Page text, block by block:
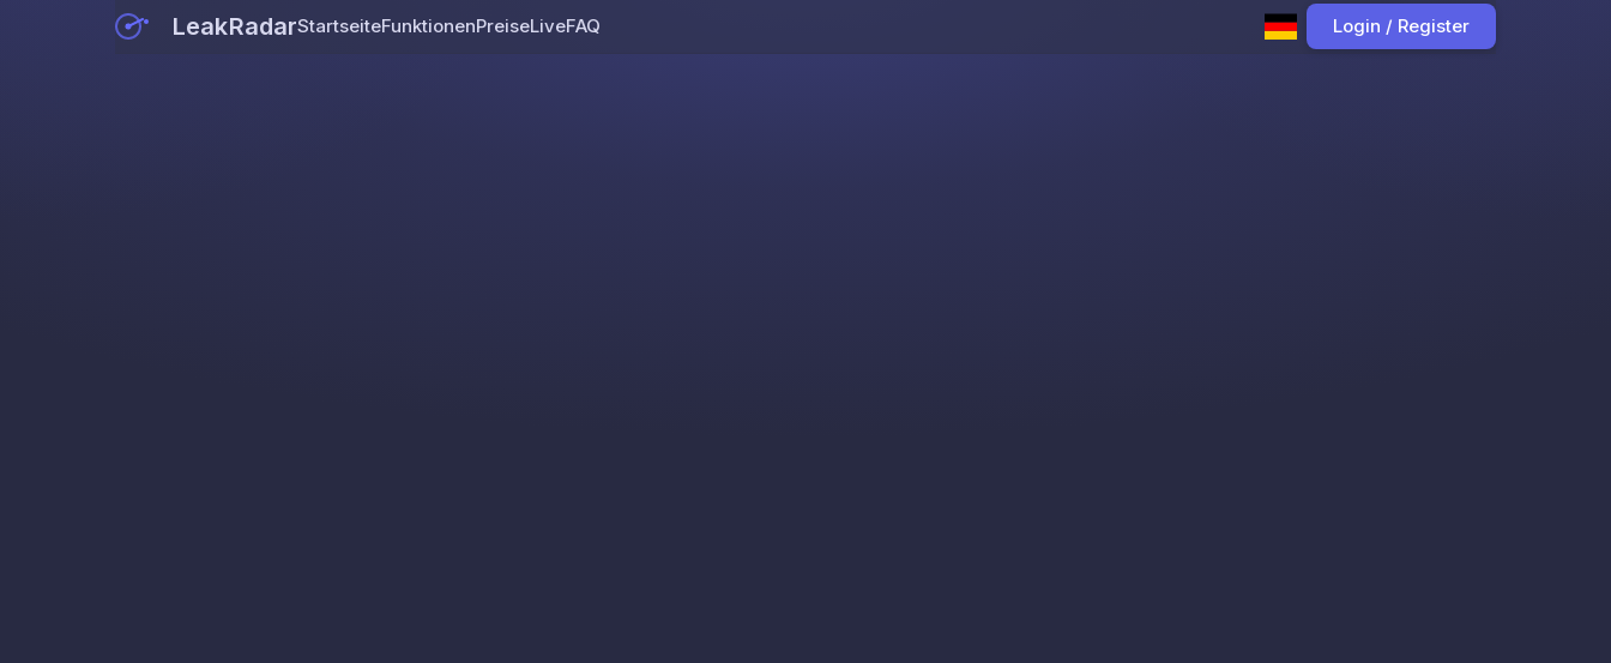
LeakRadarStartseiteFunktionenPreiseLiveFAQ Login / Register